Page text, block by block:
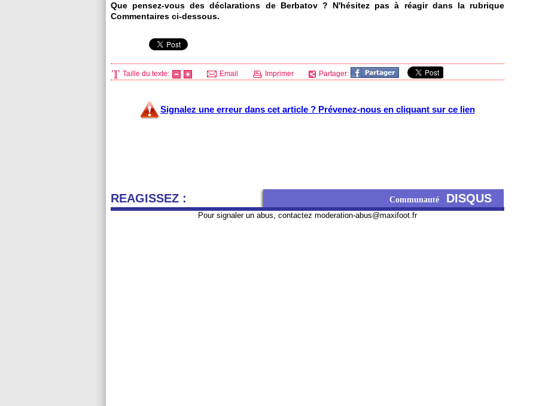
Que pensez-vous des déclarations de Berbatov ? N'hésitez pas à réagir dans la rubrique
Commentaires ci-dessous.
Taille du texte: Email Imprimer Partager:
Signalez une erreur dans cet article ? Prévenez-nous en cliquant sur ce lien
REAGISSEZ : Communauté DISQUS
Pour signaler un abus, contactez moderation-abus@maxifoot.fr